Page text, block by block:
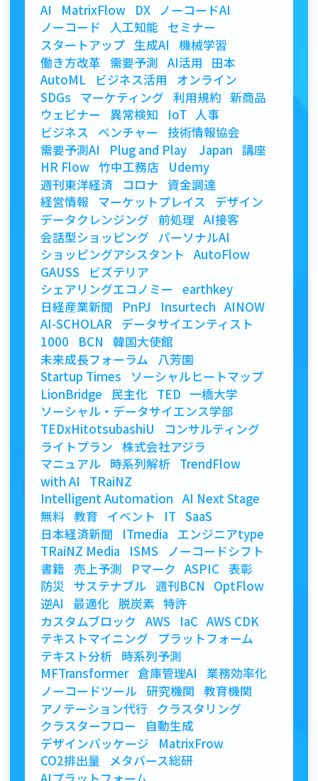
AI MatrixFlow DX
ノーコードAI
ノーコード
人工知能
セミナー
スタートアップ 生成AI
機械学習
働き方改革
需要予測 AI活用
田本
AutoML
ビジネス活用
オンライン
SDGs
マーケティング 利用規約 新商品
ウェビナー
異常検知 IoT 人事
ビジネス
ベンチャー
技術情報協会
需要予測AI
Plug and Play Japan 講座
HR Flow 竹中工務店
Udemy
週刊東洋経済
コロナ
資金調達
経営情報 マーケットプレイス
デザイン
データクレンジング 前処理 AI接客
会話型ショッピング
パーソナルAI
ショッピングアシスタント
AutoFlow
GAUSS
ビズテリア
シェアリングエコノミー
earthkey
日経産業新聞
PnPJ Insurtech AINOW
AI-SCHOLAR データサイエンティスト
1000
BCN
韓国大使館
未来成長フォーラム
八芳園
Startup Times
ソーシャルヒートマップ
LionBridge 民主化 TED 一橋大学
ソーシャル・データサイエンス学部
TEDxHitotsubashiU
コンサルティング
ライトプラン 株式会社アジラ
マニュアル 時系列解析 TrendFlow
with AI
TRaiNZ
Intelligent Automation AI Next Stage
無料 教育 イベント IT SaaS
日本経済新聞
ITmedia
エンジニアtype
TRaiNZ Media
ISMS
ノーコードシフト
書籍
売上予測 Pマーク ASPIC 表彰
防災 サステナブル 週刊BCN
OptFlow
逆AI
最適化 脱炭素 特許
カスタムブロック
AWS IaC AWS CDK
テキストマイニング
プラットフォーム
テキスト分析 時系列予測
MFTransformer 倉庫管理AI
業務効率化
ノーコードツール 研究機関 教育機関
アノテーション代行
クラスタリング
クラスターフロー
自動生成
デザインパッケージ
MatrixFrow
CO2排出量
メタバース総研